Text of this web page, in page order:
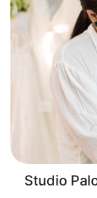
Studio